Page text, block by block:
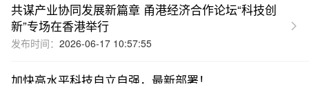
共谋产业协同发展新篇章 甬港经济合作论坛“科技创
新”专场在香港举行
发布时间： 2026-06-17 10:57:55
加快高水平科技自立自强，最新部署！